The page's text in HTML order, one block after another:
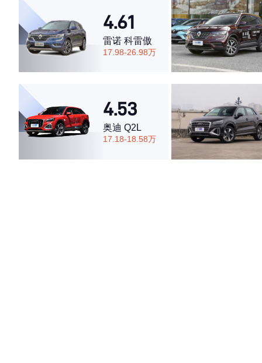
·外观表现一般，低于80%同级车
·内饰表现一般，低于66%同级车
·空间表现较为优秀，优于64%同级车
4.61
雷诺 科雷傲
17.98-26.98万
4.53
奥迪 Q2L
17.18-18.58万